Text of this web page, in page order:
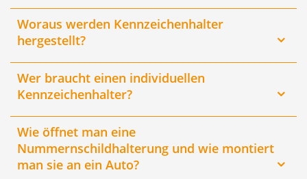
Woraus werden Kennzeichenhalter
hergestellt?
Wer braucht einen individuellen
Kennzeichenhalter?
Wie öffnet man eine
Nummernschildhalterung und wie montiert
man sie an ein Auto?